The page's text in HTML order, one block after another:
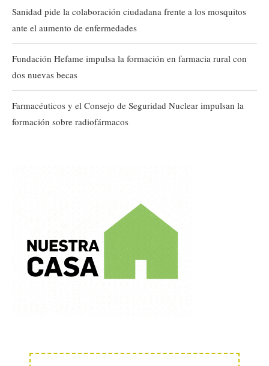
Sanidad pide la colaboración ciudadana frente a los mosquitos
ante el aumento de enfermedades
Fundación Hefame impulsa la formación en farmacia rural con
dos nuevas becas
Farmacéuticos y el Consejo de Seguridad Nuclear impulsan la
formación sobre radiofármacos